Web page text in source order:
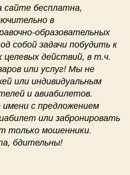
сайте бесплатна,
в
образовательных
собой задачи побудить к
действий, в т.ч.
или услуг! Мы не
или индивидуальным
и авиабилетов.
с предложением
или забронировать
только мошенники.
бдительны!